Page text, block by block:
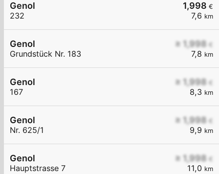
1,998 €
7,6 km
Genol
232
≥ 1,998 €
7,8 km
Genol
Grundstück Nr. 183
≥ 1,998 €
8,3 km
Genol
167
≥ 1,998 €
9,9 km
Genol
Nr. 625/1
≥ 1,998 €
11,0 km
Genol
Hauptstrasse 7